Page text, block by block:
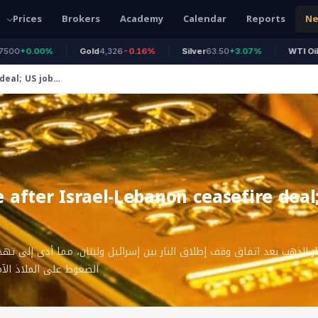
Reports
Calendar
Academy
Brokers
Prices
Gold 4,326-0.16% Silver 63.50+3.07% WTI Oil78.18
US jobs
after Israel-Lebanon ceasefire
الذهب بعد اتفاق وقف إطلاق النار بين إسرائيل ولبنان، مما أدى إلى
الضغوط على الملاذ